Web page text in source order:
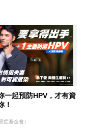
一起預防HPV，才有資
！
症基金會）